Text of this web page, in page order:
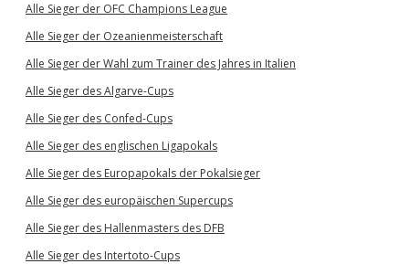
Alle Sieger der OFC Champions League
Alle Sieger der Ozeanienmeisterschaft
Alle Sieger der Wahl zum Trainer des Jahres in Italien
Alle Sieger des Algarve-Cups
Alle Sieger des Confed-Cups
Alle Sieger des englischen Ligapokals
Alle Sieger des Europapokals der Pokalsieger
Alle Sieger des europäischen Supercups
Alle Sieger des Hallenmasters des DFB
Alle Sieger des Intertoto-Cups